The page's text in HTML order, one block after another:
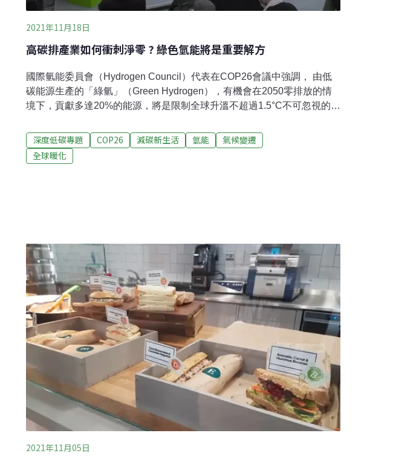
2021年11月18日
高碳排產業如何衝刺淨零 ? 綠色氫能將是重要解方
國際氫能委員會（Hydrogen Council）代表在COP26會議中強調， 由低
碳能源生產的「綠氫」（Green Hydrogen），有機會在2050零排放的情
境下，貢獻多達20%的能源，將是限制全球升溫不超過1.5°C不可忽視的重
碳轉型、並維繫其競爭力的重要關鍵。細數本屆COP26，反覆出現在不同
活動的熱門關鍵字之一，就是近年發展飛速的氫能（Hydrogen）。從綠色
金融座談、低碳能源展區、乃至於官方國家館場地，都看得到主打氫能的
深度低碳專題 COP26 減碳新生活 氫能
氣候變遷
全球暖化
2021年11月05日